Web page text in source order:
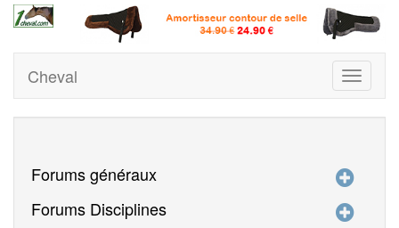
Toggle
Cheval
Forums généraux
Forums Disciplines